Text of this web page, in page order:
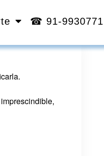
☎ 91-9930771